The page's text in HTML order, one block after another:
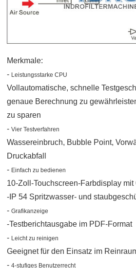
Merkmale:
- Leistungsstarke CPU
Vollautomatische, schnelle
genaue Berechnung zu
zu sparen
- Vier Testverfahren
Wassereinbruch, Bubble Point,
Druckabfall
- Einfach zu bedienen
10-Zoll-Touchscreen-Farbdisplay mit
-IP 54 Spritzwasser- und
- Grafikanzeige
-Testberichtausgabe im PDF-Format
- Leicht zu reinigen
Geeignet für den Einsatz im
- 4-stufiges Benutzerrecht